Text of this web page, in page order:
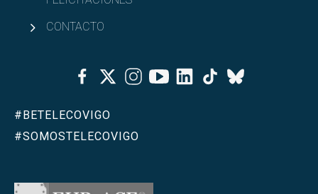
CONTACTO
FacebookTwitterInstagramYoutubeLinkedinTiktok
Bluesky
#BETELECOVIGO
#SOMOSTELECOVIGO